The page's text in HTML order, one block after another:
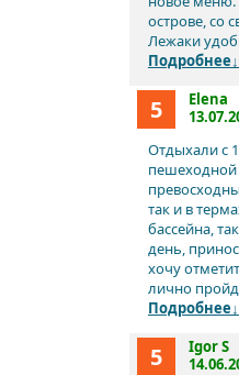
острове, со
Лежаки
Подробнее↓
5
Elena
Отдыхали с
пешеходной
так и в
бассейна,
день,
хочу
лично
Подробнее↓
5
Igor S